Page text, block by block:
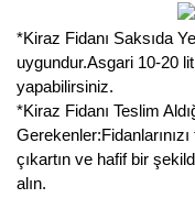
*Kiraz Fidanı Saksıda
uygundur.Asgari 10-20
yapabilirsiniz.
*Kiraz Fidanı Teslim
çıkartın ve hafif bir
alın.